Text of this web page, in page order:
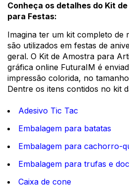
Conheça os detalhes do Kit
para Festas:
Imagina ter um kit completo de
são utilizados em festas de
geral. O Kit de Amostra para
gráfica online FuturaIM é
impressão colorida, no
Dentre os itens contidos no kit
Adesivo Tic Tac
Embalagem para batatas
Embalagem para cachorro-
Embalagem para trufas e
Caixa de cone